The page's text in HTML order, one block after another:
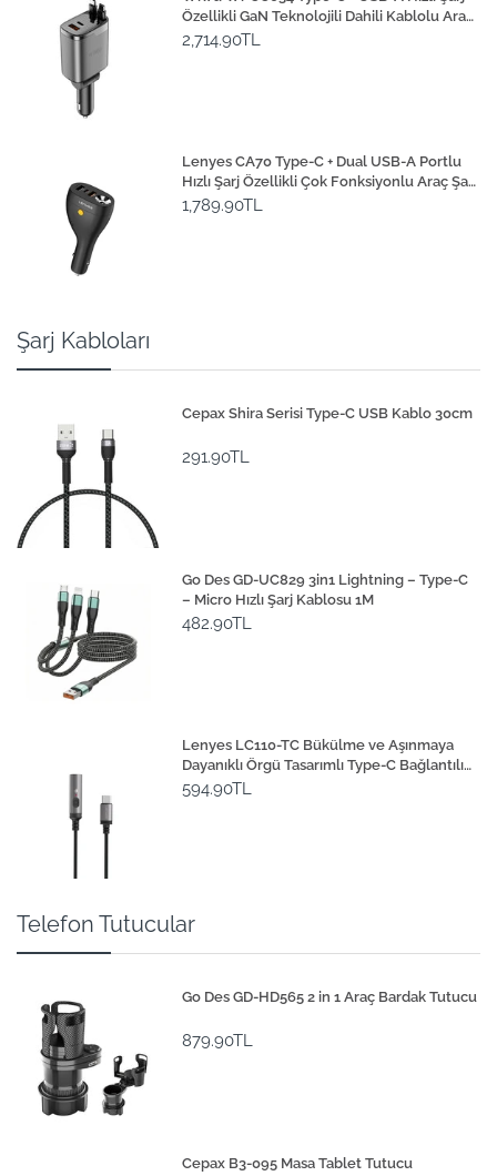
Özellikli GaN Teknolojili Dahili Kablolu Araç
Şarj Aleti 111W
2,714.90TL
Lenyes CA70 Type-C + Dual USB-A Portlu
Hızlı Şarj Özellikli Çok Fonksiyonlu Araç Şarj
Aleti 20W
1,789.90TL
Şarj Kabloları
Cepax Shira Serisi Type-C USB Kablo 30cm
291.90TL
Go Des GD-UC829 3in1 Lightning – Type-C
– Micro Hızlı Şarj Kablosu 1M
482.90TL
Lenyes LC110-TC Bükülme ve Aşınmaya
Dayanıklı Örgü Tasarımlı Type-C Bağlantılı
Çakmak Kablosu 30cm
594.90TL
Telefon Tutucular
Go Des GD-HD565 2 in 1 Araç Bardak Tutucu
879.90TL
Cepax B3-095 Masa Tablet Tutucu